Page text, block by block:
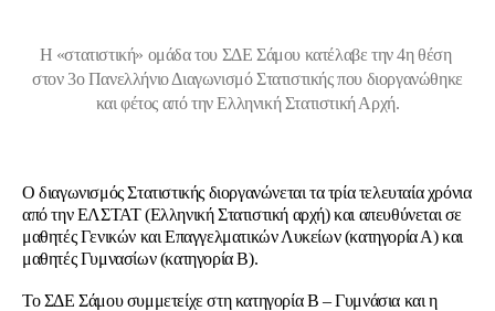
Η «στατιστική» ομάδα του ΣΔΕ Σάμου κατέλαβε την 4η θέση
στον 3ο Πανελλήνιο Διαγωνισμό Στατιστικής που διοργανώθηκε
και φέτος από την Ελληνική Στατιστική Αρχή.
Ο διαγωνισμός Στατιστικής διοργανώνεται τα τρία τελευταία χρόνια
από την ΕΛΣΤΑΤ (Ελληνική Στατιστική αρχή) και απευθύνεται σε
μαθητές Γενικών και Επαγγελματικών Λυκείων (κατηγορία Α) και
μαθητές Γυμνασίων (κατηγορία Β).
Το ΣΔΕ Σάμου συμμετείχε στη κατηγορία Β – Γυμνάσια και η